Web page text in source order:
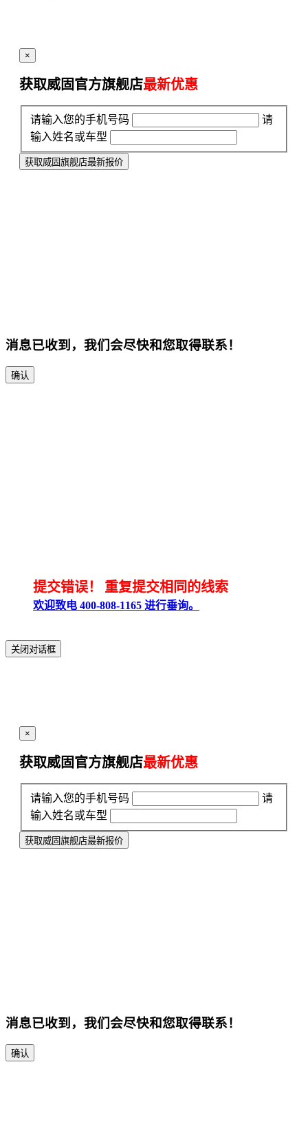
×
获取威固官方旗舰店最新优惠
请输入您的手机号码
请
输入姓名或车型
获取威固旗舰店最新报价
消息已收到，我们会尽快和您取得联系！
确认
提交错误！ 重复提交相同的线索
欢迎致电 400-808-1165 进行垂询。
关闭对话框
×
获取威固官方旗舰店最新优惠
请输入您的手机号码
请
输入姓名或车型
获取威固旗舰店最新报价
消息已收到，我们会尽快和您取得联系！
确认